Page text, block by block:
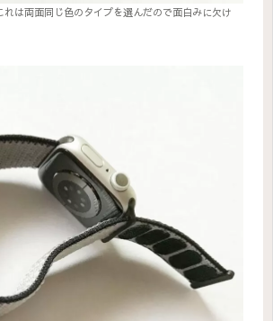
れは両面同じ色のタイプを選んだので面白みに欠け